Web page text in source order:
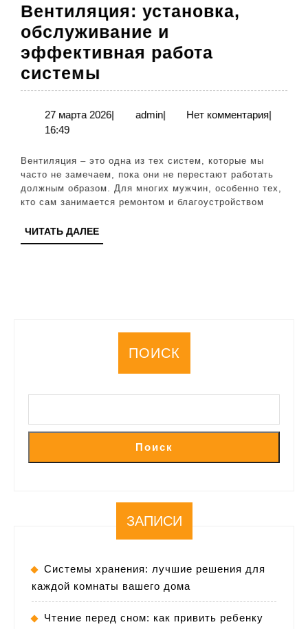
Вентиляция: установка,
обслуживание и
эффективная работа
системы
установка,
обслуживание
эффективная
работа
системы
27 марта 202627
| adminadmin
| Нет комментария|
16:49
Вентиляция – это одна из тех систем, которые мы
часто не замечаем, пока они не перестают работать
должным образом. Для многих мужчин, особенно тех,
кто сам занимается ремонтом и благоустройством
ЧИТАТЬ ДАЛЕЕЧИТАТЬ
ДАЛЕЕ
ПОИСК
Поиск
ЗАПИСИ
Системы хранения: лучшие решения для
каждой комнаты вашего дома
Чтение перед сном: как привить ребенку